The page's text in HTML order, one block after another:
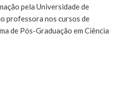
pela Universidade de
professora nos cursos de
de Pós-Graduação em Ciência